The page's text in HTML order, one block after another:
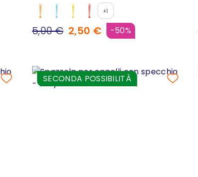
+1
5,00 € 2,50 € -50%
SECONDA POSSIBILITÀ